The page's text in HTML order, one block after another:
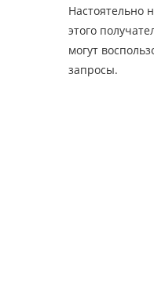
Настоятельно
этого
могут
запросы.